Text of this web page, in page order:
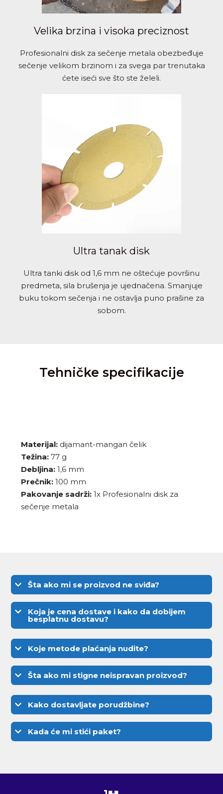
Velika brzina i visoka preciznost
Profesionalni disk za sečenje metala obezbeđuje
sečenje velikom brzinom i za svega par trenutaka
ćete iseći sve što ste želeli.
Ultra tanak disk
Ultra tanki disk od 1,6 mm ne oštećuje površinu
predmeta, sila brušenja je ujednačena. Smanjuje
buku tokom sečenja i ne ostavlja puno prašine za
sobom.
Tehničke specifikacije
Materijal: dijamant-mangan čelik
Težina: 77 g
Debljina: 1,6 mm
Prečnik: 100 mm
Pakovanje sadrži: 1x Profesionalni disk za
sečenje metala
Šta ako mi se proizvod ne sviđa?
Koja je cena dostave i kako da dobijem
besplatnu dostavu?
Koje metode plaćanja nudite?
Šta ako mi stigne neispravan proizvod?
Kako dostavljate porudžbine?
Kada će mi stići paket?